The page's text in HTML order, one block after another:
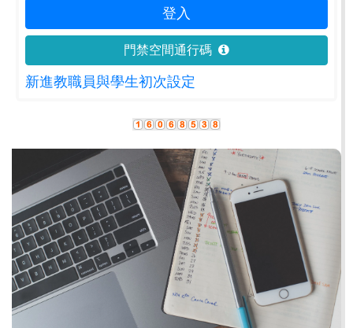
門禁空間通行碼
新進教職員與學生初次設定